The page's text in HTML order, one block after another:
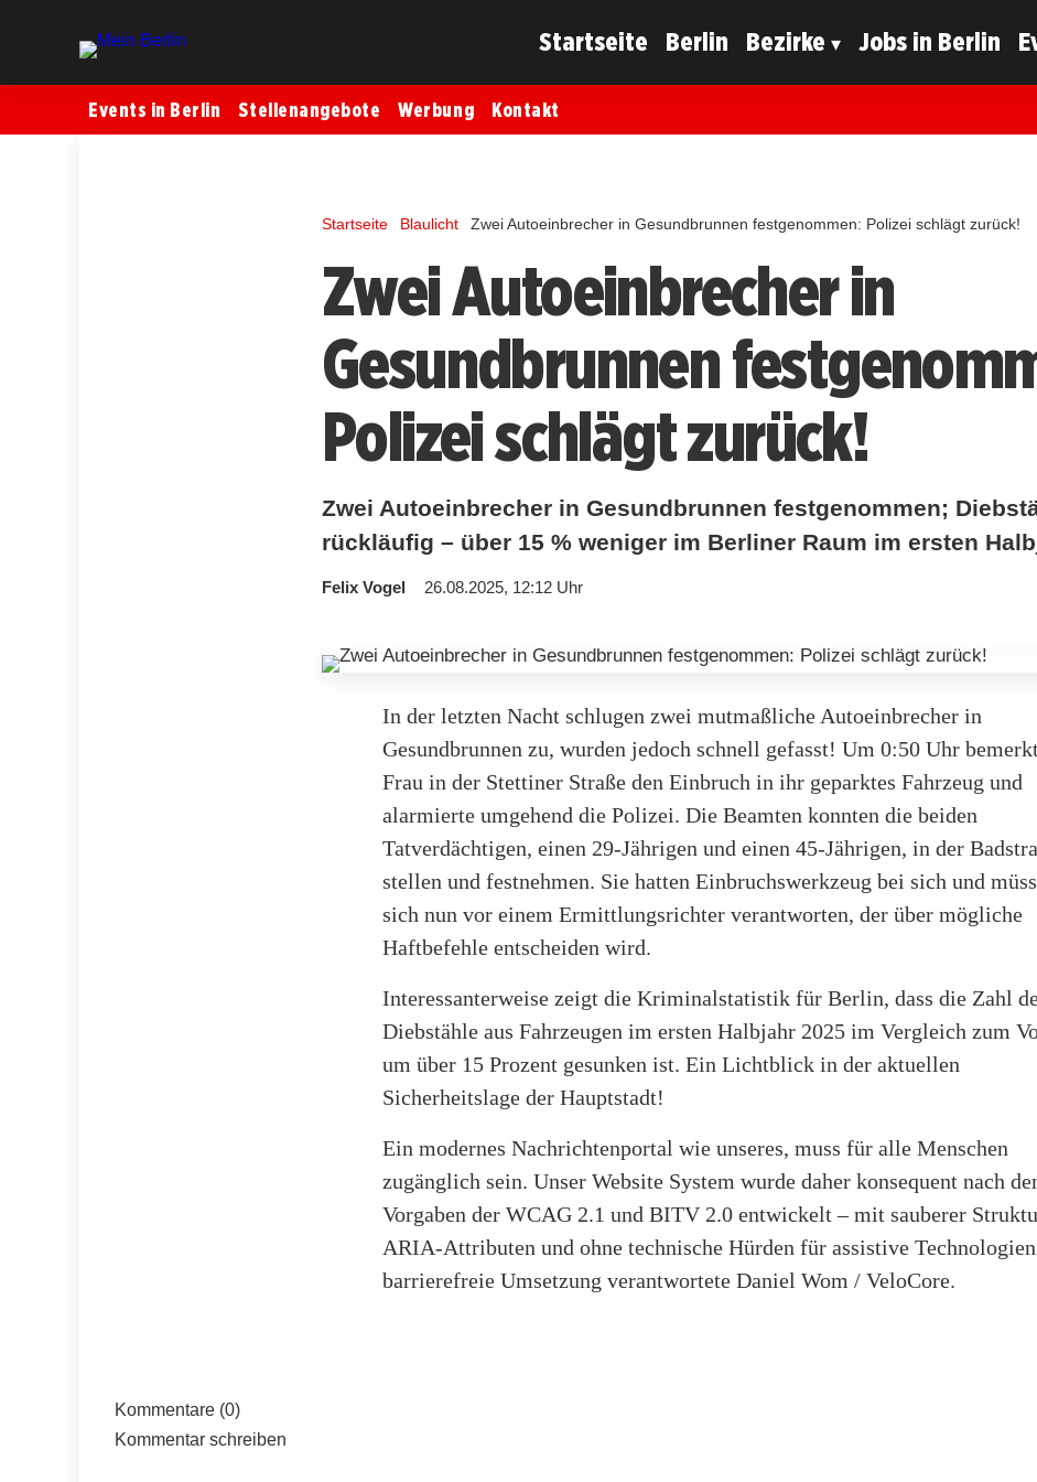
Startseite Berlin Bezirke Jobs in Berlin
Events in Berlin Stellenangebote Werbung Kontakt
Startseite Blaulicht Zwei Autoeinbrecher in Gesundbrunnen festgenommen: Polizei schlägt zurück!
Zwei Autoeinbrecher in
Gesundbrunnen
Polizei schlägt zurück!
Zwei Autoeinbrecher in Gesundbrunnen festgenommen;
rückläufig – über 15 % weniger im Berliner Raum im ersten
Felix Vogel 26.08.2025, 12:12 Uhr
In der letzten Nacht schlugen zwei mutmaßliche Autoeinbrecher in
Gesundbrunnen zu, wurden jedoch schnell gefasst! Um 0:50 Uhr
Frau in der Stettiner Straße den Einbruch in ihr geparktes Fahrzeug und
alarmierte umgehend die Polizei. Die Beamten konnten die beiden
Tatverdächtigen, einen 29-Jährigen und einen 45-Jährigen, in der
stellen und festnehmen. Sie hatten Einbruchswerkzeug bei sich und
sich nun vor einem Ermittlungsrichter verantworten, der über mögliche
Haftbefehle entscheiden wird.
Interessanterweise zeigt die Kriminalstatistik für Berlin, dass die Zahl
Diebstähle aus Fahrzeugen im ersten Halbjahr 2025 im Vergleich zum
um über 15 Prozent gesunken ist. Ein Lichtblick in der aktuellen
Sicherheitslage der Hauptstadt!
Ein modernes Nachrichtenportal wie unseres, muss für alle Menschen
zugänglich sein. Unser Website System wurde daher konsequent nach
Vorgaben der WCAG 2.1 und BITV 2.0 entwickelt – mit sauberer
ARIA-Attributen und ohne technische Hürden für assistive
barrierefreie Umsetzung verantwortete Daniel Wom / VeloCore.
Kommentare (0)
Kommentar schreiben